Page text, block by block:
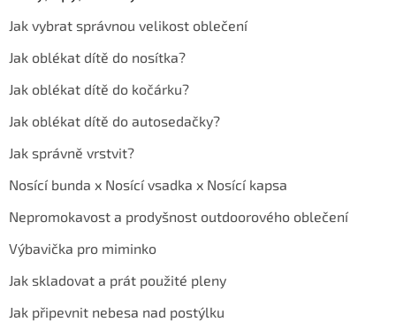
Jak vybrat správnou velikost oblečení
Jak oblékat dítě do nosítka?
Jak oblékat dítě do kočárku?
Jak oblékat dítě do autosedačky?
Jak správně vrstvit?
Nosící bunda x Nosící vsadka x Nosící kapsa
Nepromokavost a prodyšnost outdoorového oblečení
Výbavička pro miminko
Jak skladovat a prát použité pleny
Jak připevnit nebesa nad postýlku